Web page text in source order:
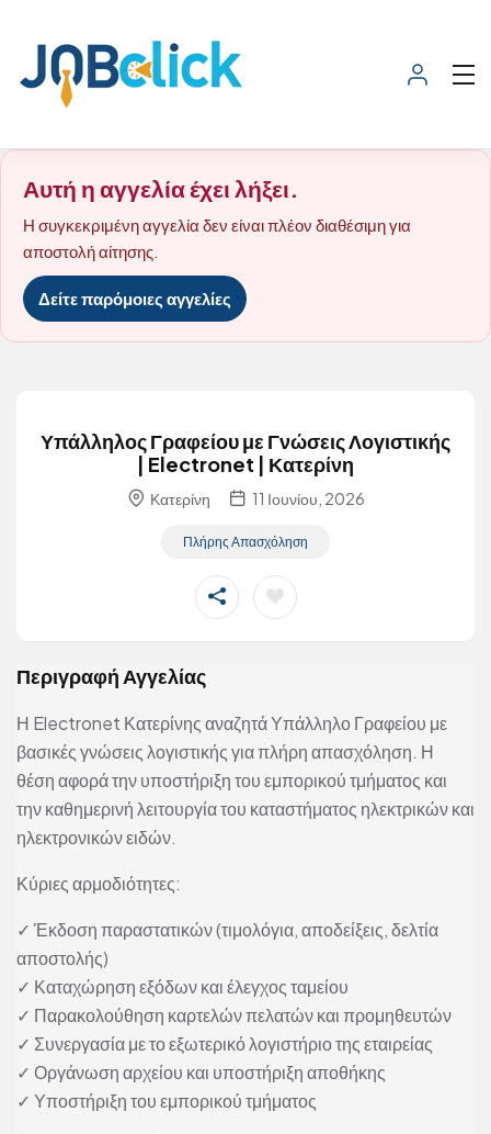
Αυτή η αγγελία έχει λήξει.
Η συγκεκριμένη αγγελία δεν είναι πλέον διαθέσιμη για
αποστολή αίτησης.
Δείτε παρόμοιες αγγελίες
Υπάλληλος Γραφείου με Γνώσεις Λογιστικής
| Electronet | Κατερίνη
Κατερίνη 11 Ιουνίου, 2026
Πλήρης Απασχόληση
Περιγραφή Αγγελίας
Η Electronet Κατερίνης αναζητά Υπάλληλο Γραφείου με
βασικές γνώσεις λογιστικής για πλήρη απασχόληση. Η
θέση αφορά την υποστήριξη του εμπορικού τμήματος και
την καθημερινή λειτουργία του καταστήματος ηλεκτρικών και
ηλεκτρονικών ειδών.
Κύριες αρμοδιότητες:
✓ Έκδοση παραστατικών (τιμολόγια, αποδείξεις, δελτία
αποστολής)
✓ Καταχώρηση εξόδων και έλεγχος ταμείου
✓ Παρακολούθηση καρτελών πελατών και προμηθευτών
✓ Συνεργασία με το εξωτερικό λογιστήριο της εταιρείας
✓ Οργάνωση αρχείου και υποστήριξη αποθήκης
✓ Υποστήριξη του εμπορικού τμήματος